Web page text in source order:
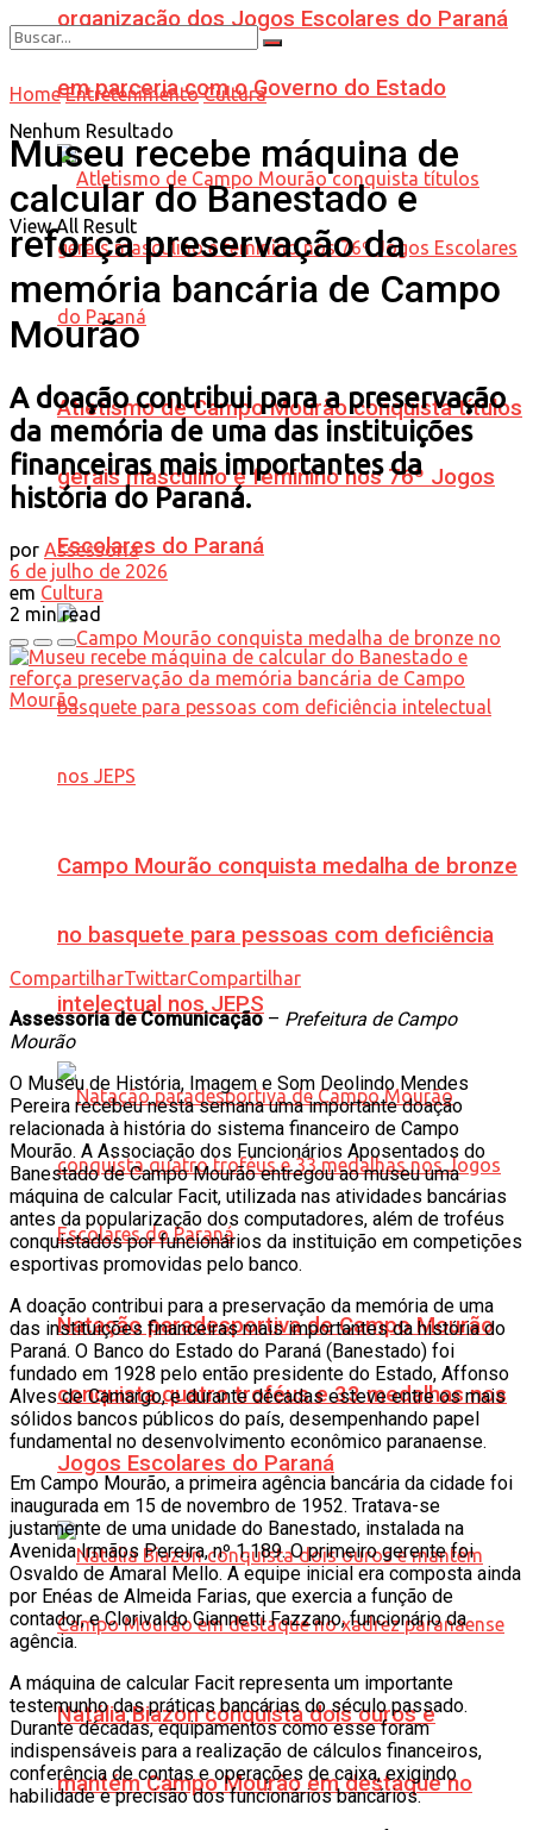
organização dos Jogos Escolares do Paraná
em parceria com o Governo do Estado
Atletismo de Campo Mourão conquista títulos
gerais masculino e feminino nos 76º Jogos
Escolares do Paraná
Campo Mourão conquista medalha de bronze
no basquete para pessoas com deficiência
intelectual nos JEPS
Natação paradesportiva de Campo Mourão
conquista quatro troféus e 33 medalhas nos
Jogos Escolares do Paraná
Natália Biazon conquista dois ouros e
mantém Campo Mourão em destaque no
Nenhum Resultado
View All Result
Home Entretenimento Cultura
Museu recebe máquina de
calcular do Banestado e
reforça preservação da
memória bancária de Campo
Mourão
A doação contribui para a preservação
da memória de uma das instituições
financeiras mais importantes da
história do Paraná.
por Assessoria
6 de julho de 2026
em Cultura
2 min read
CompartilharTwittarCompartilhar
Assessoria de Comunicação– Prefeitura de Campo
Mourão
O Museu de História, Imagem e Som Deolindo Mendes
Pereira recebeu nesta semana uma importante doação
relacionada à história do sistema financeiro de Campo
Mourão. A Associação dos Funcionários Aposentados do
Banestado de Campo Mourão entregou ao museu uma
máquina de calcular Facit, utilizada nas atividades bancárias
antes da popularização dos computadores, além de troféus
conquistados por funcionários da instituição em competições
esportivas promovidas pelo banco.
A doação contribui para a preservação da memória de uma
das instituições financeiras mais importantes da história do
Paraná. O Banco do Estado do Paraná (Banestado) foi
fundado em 1928 pelo então presidente do Estado, Affonso
Alves de Camargo, e durante décadas esteve entre os mais
sólidos bancos públicos do país, desempenhando papel
fundamental no desenvolvimento econômico paranaense.
Em Campo Mourão, a primeira agência bancária da cidade foi
inaugurada em 15 de novembro de 1952. Tratava-se
justamente de uma unidade do Banestado, instalada na
Avenida Irmãos Pereira, nº 1.189. O primeiro gerente foi
Osvaldo de Amaral Mello. A equipe inicial era composta ainda
por Enéas de Almeida Farias, que exercia a função de
contador, e Clorivaldo Giannetti Fazzano, funcionário da
agência.
A máquina de calcular Facit representa um importante
testemunho das práticas bancárias do século passado.
Durante décadas, equipamentos como esse foram
indispensáveis para a realização de cálculos financeiros,
conferência de contas e operações de caixa, exigindo
habilidade e precisão dos funcionários bancários.